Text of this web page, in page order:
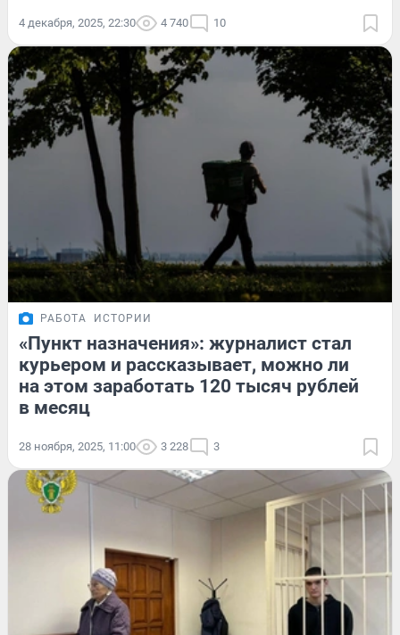
4 декабря, 2025, 22:30 4 740 10
РАБОТА ИСТОРИИ
«Пункт назначения»: журналист стал
курьером и рассказывает, можно ли
на этом заработать 120 тысяч рублей
в месяц
28 ноября, 2025, 11:00 3 228 3